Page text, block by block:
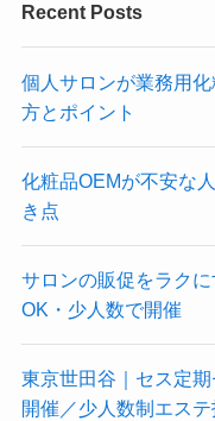
Recent Posts
個人サロンが業務用
方とポイント
化粧品OEMが不安な
き点
サロンの販促をラク
OK・少人数で開催
東京世田谷｜セス定
開催／少人数制エステ